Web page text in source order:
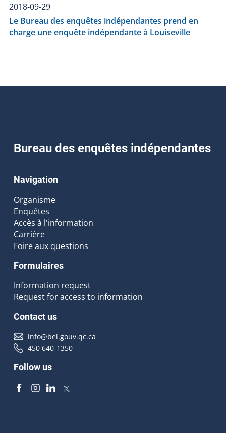
2018-09-29
Le Bureau des enquêtes indépendantes prend en
charge une enquête indépendante à Louiseville
Bureau des enquêtes indépendantes
Navigation
Organisme
Enquêtes
Accès à l'information
Carrière
Foire aux questions
Formulaires
Information request
Request for access to information
Contact us
info@bei.gouv.qc.ca
450 640-1350
Follow us